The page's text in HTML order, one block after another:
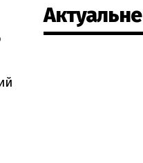
Актуальне